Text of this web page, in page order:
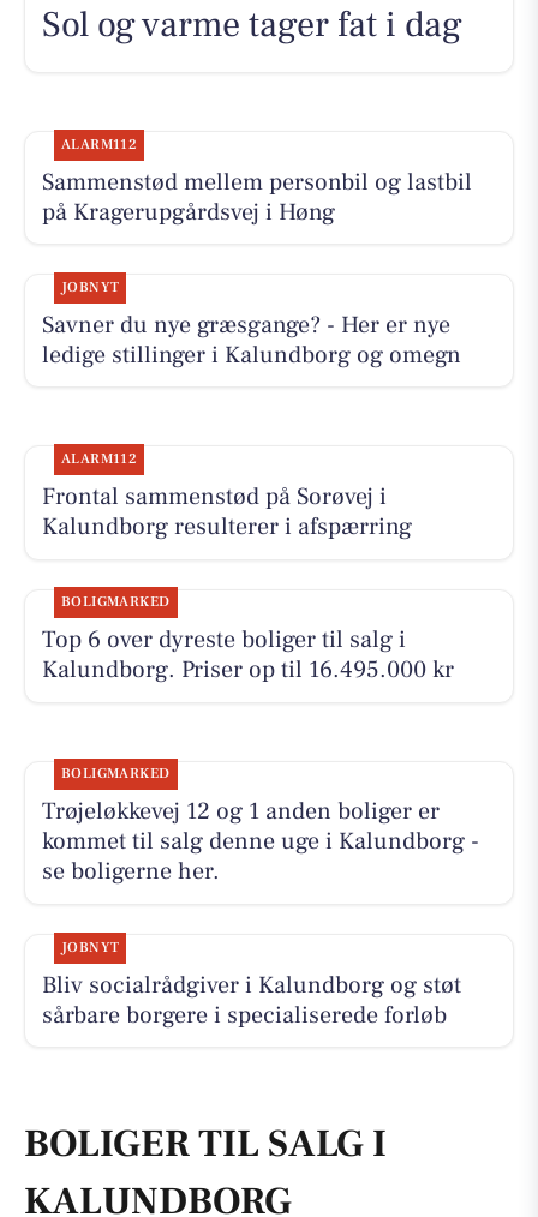
Sol og varme tager fat i dag
ALARM112
Sammenstød mellem personbil og lastbil
på Kragerupgårdsvej i Høng
JOBNYT
Savner du nye græsgange? - Her er nye
ledige stillinger i Kalundborg og omegn
ALARM112
Frontal sammenstød på Sorøvej i
Kalundborg resulterer i afspærring
BOLIGMARKED
Top 6 over dyreste boliger til salg i
Kalundborg. Priser op til 16.495.000 kr
BOLIGMARKED
Trøjeløkkevej 12 og 1 anden boliger er
kommet til salg denne uge i Kalundborg -
se boligerne her.
JOBNYT
Bliv socialrådgiver i Kalundborg og støt
sårbare borgere i specialiserede forløb
BOLIGER TIL SALG I
KALUNDBORG